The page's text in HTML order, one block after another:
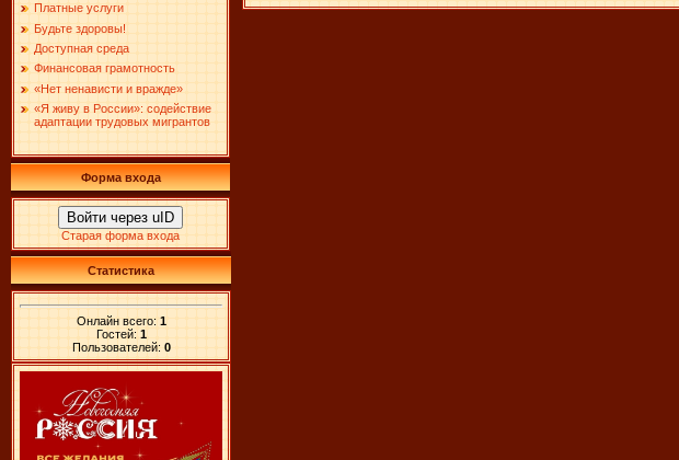
Платные услуги
Будьте здоровы!
Доступная среда
Финансовая грамотность
«Нет ненависти и вражде»
«Я живу в России»: содействие
адаптации трудовых мигрантов
Форма входа
Войти через uID
Старая форма входа
Статистика
Онлайн всего: 1
Гостей: 1
Пользователей: 0